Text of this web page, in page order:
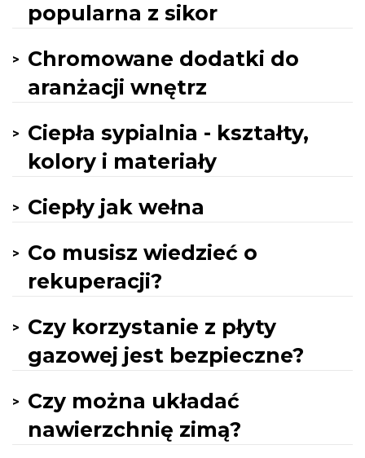
popularna z sikor
Chromowane dodatki do
aranżacji wnętrz
Ciepła sypialnia - kształty,
kolory i materiały
Ciepły jak wełna
Co musisz wiedzieć o
rekuperacji?
Czy korzystanie z płyty
gazowej jest bezpieczne?
Czy można układać
nawierzchnię zimą?